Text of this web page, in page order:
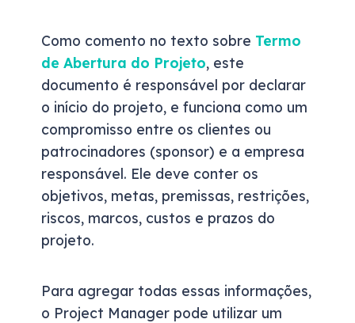
Como comento no texto sobre Termo
de Abertura do Projeto, este
documento é responsável por declarar
o início do projeto, e funciona como um
compromisso entre os clientes ou
patrocinadores (sponsor) e a empresa
responsável. Ele deve conter os
objetivos, metas, premissas, restrições,
riscos, marcos, custos e prazos do
projeto.
Para agregar todas essas informações,
o Project Manager pode utilizar um